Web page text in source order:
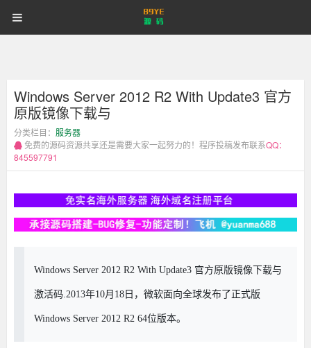
89
耶
源
首页
Windows Server 2012 R2 With Update3 官方
原版镜像下载与
分类栏目： 服务器
免费的源码资源共享还是需要大家一起努力的！程序投稿发布联系QQ：
845597791
Windows Server 2012 R2 With Update3 官方原版镜像下载与
激活码.2013年10月18日，微软面向全球发布了正式版
Windows Server 2012 R2 64位版本。